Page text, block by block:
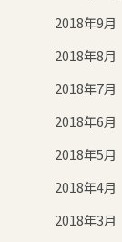
2018年9月
2018年8月
2018年7月
2018年6月
2018年5月
2018年4月
2018年3月